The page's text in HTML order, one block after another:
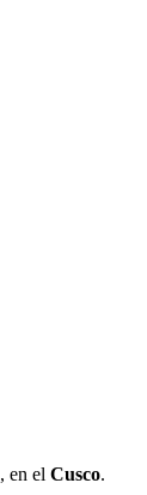
, en el Cusco.